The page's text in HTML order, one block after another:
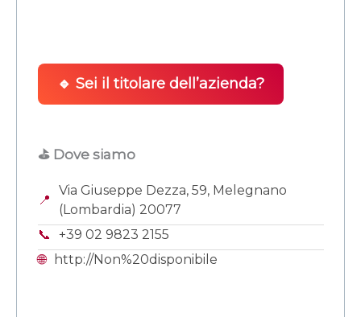
🔹 Sei il titolare dell’azienda?
⛳ Dove siamo
📍
Via Giuseppe Dezza, 59, Melegnano
(Lombardia) 20077
📞
+39 02 9823 2155
🌐
http://Non%20disponibile